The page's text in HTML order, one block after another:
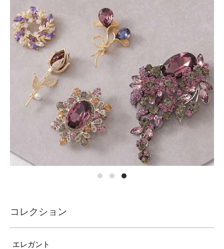
コレクション
エレガント